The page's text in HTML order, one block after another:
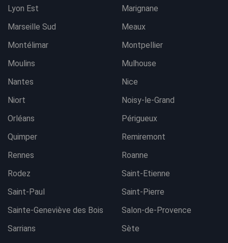
Lyon Est
Marignane
Marseille Sud
Meaux
Montélimar
Montpellier
Moulins
Mulhouse
Nantes
Nice
Niort
Noisy-le-Grand
Orléans
Périgueux
Quimper
Remiremont
Rennes
Roanne
Rodez
Saint-Etienne
Saint-Paul
Saint-Pierre
Sainte-Geneviève des Bois
Salon-de-Provence
Sarrians
Sète